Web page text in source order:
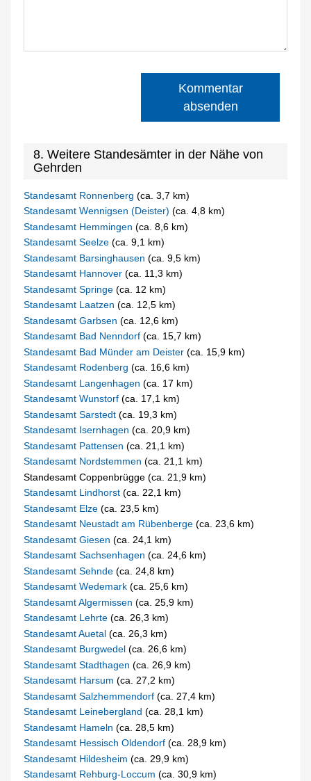
Kommentar
absenden
8. Weitere Standesämter in der Nähe von
Gehrden
Standesamt Ronnenberg(ca. 3,7 km)
Standesamt Wennigsen (Deister)(ca. 4,8 km)
Standesamt Hemmingen(ca. 8,6 km)
Standesamt Seelze(ca. 9,1 km)
Standesamt Barsinghausen(ca. 9,5 km)
Standesamt Hannover(ca. 11,3 km)
Standesamt Springe(ca. 12 km)
Standesamt Laatzen(ca. 12,5 km)
Standesamt Garbsen(ca. 12,6 km)
Standesamt Bad Nenndorf(ca. 15,7 km)
Standesamt Bad Münder am Deister(ca. 15,9 km)
Standesamt Rodenberg(ca. 16,6 km)
Standesamt Langenhagen(ca. 17 km)
Standesamt Wunstorf(ca. 17,1 km)
Standesamt Sarstedt(ca. 19,3 km)
Standesamt Isernhagen(ca. 20,9 km)
Standesamt Pattensen(ca. 21,1 km)
Standesamt Nordstemmen(ca. 21,1 km)
Standesamt Coppenbrügge (ca. 21,9 km)
Standesamt Lindhorst(ca. 22,1 km)
Standesamt Elze(ca. 23,5 km)
Standesamt Neustadt am Rübenberge(ca. 23,6 km)
Standesamt Giesen(ca. 24,1 km)
Standesamt Sachsenhagen(ca. 24,6 km)
Standesamt Sehnde(ca. 24,8 km)
Standesamt Wedemark(ca. 25,6 km)
Standesamt Algermissen(ca. 25,9 km)
Standesamt Lehrte(ca. 26,3 km)
Standesamt Auetal(ca. 26,3 km)
Standesamt Burgwedel(ca. 26,6 km)
Standesamt Stadthagen(ca. 26,9 km)
Standesamt Harsum(ca. 27,2 km)
Standesamt Salzhemmendorf(ca. 27,4 km)
Standesamt Leinebergland(ca. 28,1 km)
Standesamt Hameln(ca. 28,5 km)
Standesamt Hessisch Oldendorf(ca. 28,9 km)
Standesamt Hildesheim(ca. 29,9 km)
Standesamt Rehburg-Loccum(ca. 30,9 km)